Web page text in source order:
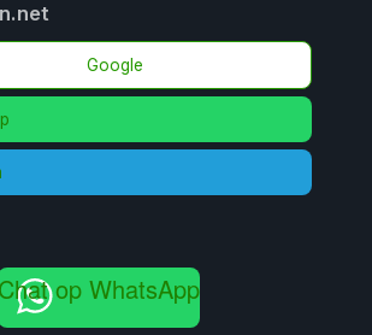
Google
Chat op WhatsApp